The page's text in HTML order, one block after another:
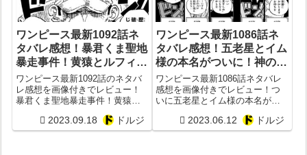
ワンピース最新1092話ネ
タバレ感想！暴君くま聖地
暴走事件！黄猿とルフィの
戦いは？
ワンピース最新1092話のネタバ
レ感想を画像付きでレビュー！
暴君くま聖地暴走事件！黄猿と
2023.09.18 ドルジ
ワンピース最新1086話ネ
タバレ感想！五老星とイム
様の本名がついに！神の騎
士団のリーダーも登場！
ワンピース最新1086話ネタバレ
感想を画像付きでレビュー！つ
いに五老星とイム様の本名が明
はフィガーランド家だった？！
2023.06.12 ドルジ